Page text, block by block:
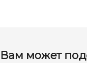
Вам может